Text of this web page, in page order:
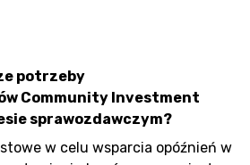
potrzeby
Community Investment
sprawozdawczym?
w celu wsparcia opóźnień w